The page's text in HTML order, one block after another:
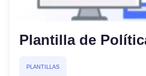
Plantilla de
PLANTILLAS